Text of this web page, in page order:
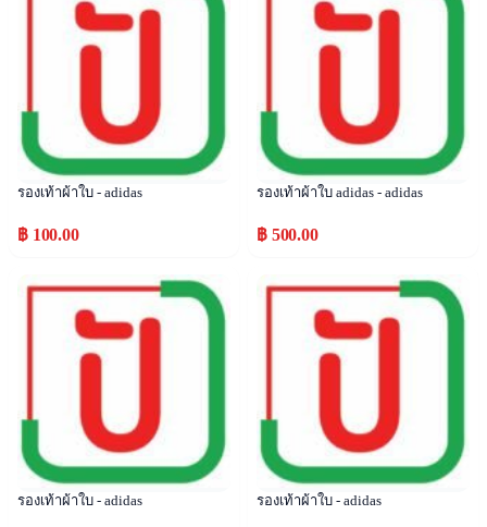
รองเท้าผ้าใบ - adidas
฿ 100.00
รองเท้าผ้าใบ adidas - adidas
฿ 500.00
Popular
รองเท้าผ้าใบ - adidas
Popular
รองเท้าผ้าใบ - adidas